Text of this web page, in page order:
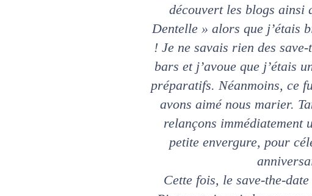
découvert les blogs ainsi
Dentelle » alors que j’étais
! Je ne savais rien des
bars et j’avoue que j’étais
préparatifs. Néanmoins, ce
avons aimé nous marier.
relançons immédiatement
petite envergure, pour
Cette fois, le save-the-